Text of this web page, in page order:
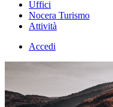
Uffici
Nocera Turismo
Attività
Accedi